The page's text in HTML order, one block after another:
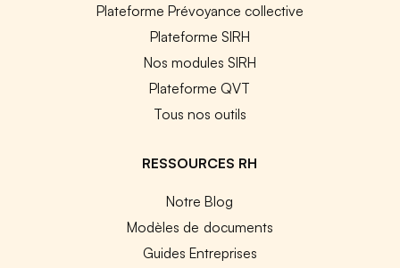
Plateforme Prévoyance collective
Plateforme SIRH
Nos modules SIRH
Plateforme QVT
Tous nos outils
RESSOURCES RH
Notre Blog
Modèles de documents
Guides Entreprises